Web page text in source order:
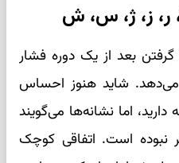
ز، ژ، س، ش
بعد از یک دوره فشار
شاید هنوز احساس
اما نشانه‌ها می‌گویند
نبوده است. اتفاقی کوچک